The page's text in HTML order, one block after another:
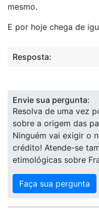
mesmo.
E por hoje chega de
Resposta:
Envie sua pergunta:
Resolva de uma vez
sobre a origem das
Ninguém vai exigir o
crédito! Atende-se
etimológicas sobre
Faça sua pergunta